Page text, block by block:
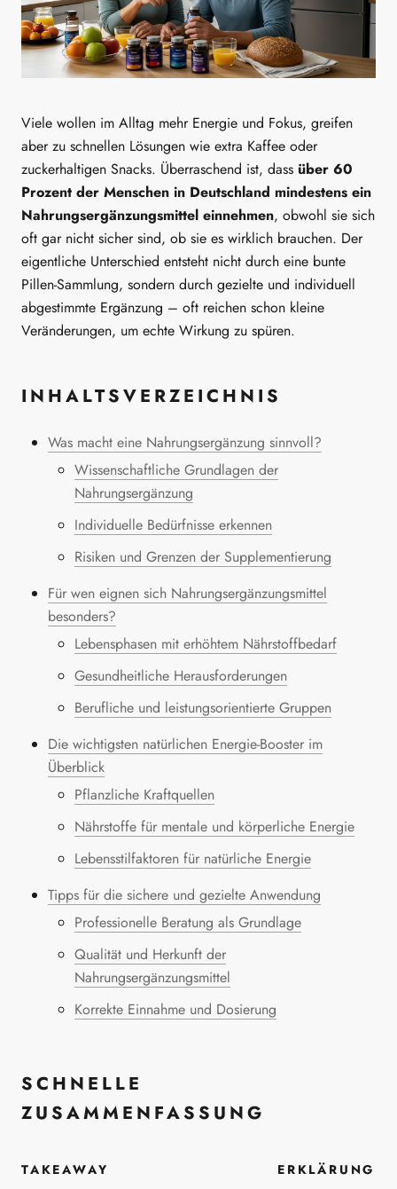
Viele wollen im Alltag mehr Energie und Fokus, greifen
aber zu schnellen Lösungen wie extra Kaffee oder
zuckerhaltigen Snacks. Überraschend ist, dass über 60
Prozent der Menschen in Deutschland mindestens ein
Nahrungsergänzungsmittel einnehmen, obwohl sie sich
oft gar nicht sicher sind, ob sie es wirklich brauchen. Der
eigentliche Unterschied entsteht nicht durch eine bunte
Pillen-Sammlung, sondern durch gezielte und individuell
abgestimmte Ergänzung – oft reichen schon kleine
Veränderungen, um echte Wirkung zu spüren.
INHALTSVERZEICHNIS
Was macht eine Nahrungsergänzung sinnvoll?
Wissenschaftliche Grundlagen der
Nahrungsergänzung
Individuelle Bedürfnisse erkennen
Risiken und Grenzen der Supplementierung
Für wen eignen sich Nahrungsergänzungsmittel
besonders?
Lebensphasen mit erhöhtem Nährstoffbedarf
Gesundheitliche Herausforderungen
Berufliche und leistungsorientierte Gruppen
Die wichtigsten natürlichen Energie-Booster im
Überblick
Pflanzliche Kraftquellen
Nährstoffe für mentale und körperliche Energie
Lebensstilfaktoren für natürliche Energie
Tipps für die sichere und gezielte Anwendung
Professionelle Beratung als Grundlage
Qualität und Herkunft der
Nahrungsergänzungsmittel
Korrekte Einnahme und Dosierung
SCHNELLE
ZUSAMMENFASSUNG
TAKEAWAY ERKLÄRUNG